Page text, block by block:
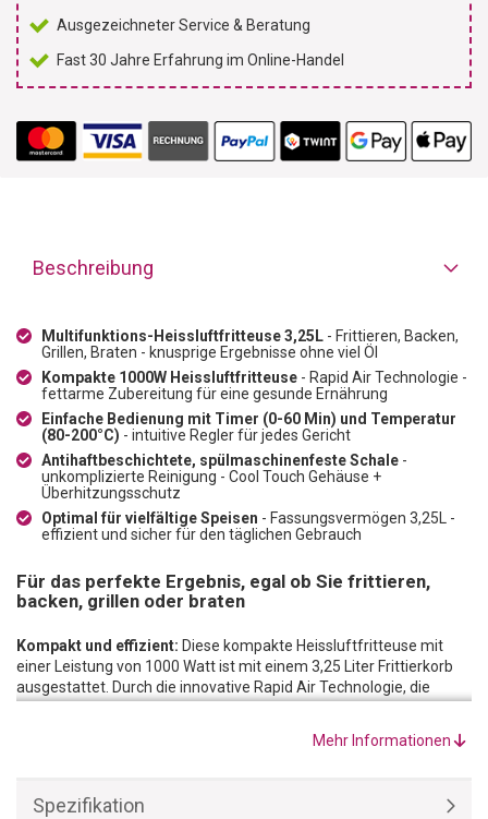
Ausgezeichneter Service & Beratung
Fast 30 Jahre Erfahrung im Online-Handel
Beschreibung
Multifunktions-Heissluftfritteuse 3,25L - Frittieren, Backen,
Grillen, Braten - knusprige Ergebnisse ohne viel Öl
Kompakte 1000W Heissluftfritteuse - Rapid Air Technologie -
fettarme Zubereitung für eine gesunde Ernährung
Einfache Bedienung mit Timer (0-60 Min) und Temperatur
(80-200°C) - intuitive Regler für jedes Gericht
Antihaftbeschichtete, spülmaschinenfeste Schale -
unkomplizierte Reinigung - Cool Touch Gehäuse +
Überhitzungsschutz
Optimal für vielfältige Speisen - Fassungsvermögen 3,25L -
effizient und sicher für den täglichen Gebrauch
Für das perfekte Ergebnis, egal ob Sie frittieren,
backen, grillen oder braten
Kompakt und effizient: Diese kompakte Heissluftfritteuse mit
einer Leistung von 1000 Watt ist mit einem 3,25 Liter Frittierkorb
ausgestattet. Durch die innovative Rapid Air Technologie, die
sehr wenig Öl. Ideal für eine fettarme Ernährung. Zusätzlich zum
Mehr Informationen
Spezifikation